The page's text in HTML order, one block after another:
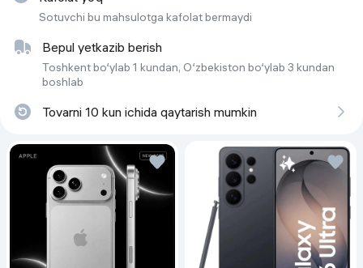
Sotuvchi bu mahsulotga kafolat bermaydi
Bepul yetkazib berish
Toshkent bo‘ylab 1 kundan, O‘zbekiston bo‘ylab 3 kundan
boshlab
Tovarni 10 kun ichida qaytarish mumkin